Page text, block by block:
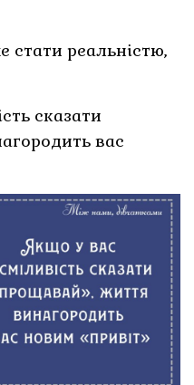
стати реальністю,
сказати
вас